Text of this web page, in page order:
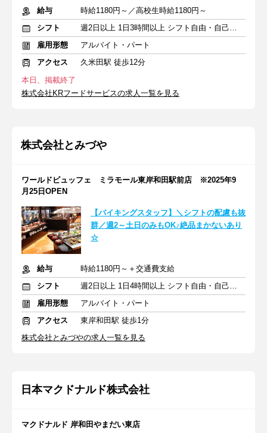
給与
時給1180円～／高校生時給1180円～
シフト
週2日以上 1日3時間以上 シフト自由・自己申告
雇用形態
アルバイト・パート
アクセス
久米田駅 徒歩12分
本日、掲載終了
株式会社KRフードサービスの求人一覧を見る
株式会社とみづや
ワールドビュッフェ ミラモール東岸和田駅前店 ※2025年9
月25日OPEN
【バイキングスタッフ】＼シフトの配慮も抜
群／週2～土日のみもOK♪絶品まかないあり
☆
給与
時給1180円～＋交通費支給
シフト
週2日以上 1日4時間以上 シフト自由・自己申告
雇用形態
アルバイト・パート
アクセス
東岸和田駅 徒歩1分
株式会社とみづやの求人一覧を見る
日本マクドナルド株式会社
マクドナルド 岸和田やまだい東店